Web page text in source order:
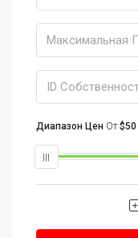
Диапазон Цен От$50